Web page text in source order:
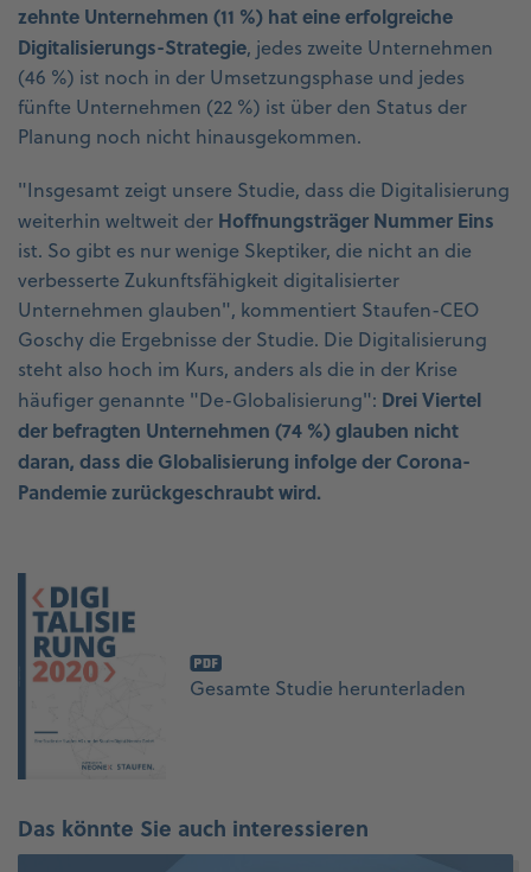
zehnte Unternehmen (11 %) hat eine erfolgreiche
Digitalisierungs-Strategie, jedes zweite Unternehmen
(46 %) ist noch in der Umsetzungsphase und jedes
fünfte Unternehmen (22 %) ist über den Status der
Planung noch nicht hinausgekommen.
"Insgesamt zeigt unsere Studie, dass die Digitalisierung
weiterhin weltweit der Hoffnungsträger Nummer Eins
ist. So gibt es nur wenige Skeptiker, die nicht an die
verbesserte Zukunftsfähigkeit digitalisierter
Unternehmen glauben", kommentiert Staufen-CEO
Goschy die Ergebnisse der Studie. Die Digitalisierung
steht also hoch im Kurs, anders als die in der Krise
häufiger genannte "De-Globalisierung": Drei Viertel
der befragten Unternehmen (74 %) glauben nicht
daran, dass die Globalisierung infolge der Corona-
Pandemie zurückgeschraubt wird.
Gesamte Studie herunterladen
Das könnte Sie auch interessieren